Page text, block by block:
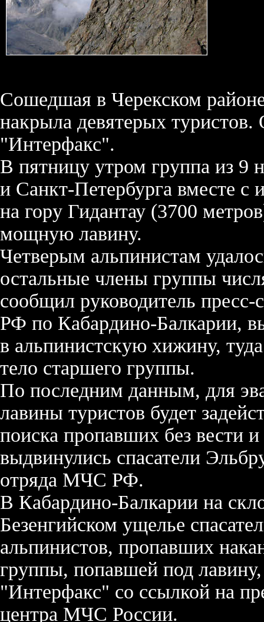
Сошедшая в Черекском
накрыла девятерых
"Интерфакс".
В пятницу утром группа из
и Санкт-Петербурга вместе с
на гору Гидантау (3700
мощную лавину.
Четверым альпинистам
остальные члены группы
сообщил руководитель
РФ по Кабардино-Балкарии,
в альпинистскую хижину,
тело старшего группы.
По последним данным, для
лавины туристов будет
поиска пропавших без вести
выдвинулись спасатели
отряда МЧС РФ.
В Кабардино-Балкарии на
Безенгийском ущелье
альпинистов, пропавших
группы, попавшей под
"Интерфакс" со ссылкой на
центра МЧС России.